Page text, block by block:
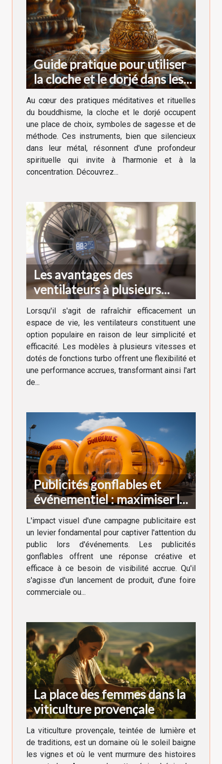
Guide pratique pour utiliser
la cloche et le dorjé dans les
rituels bouddhistes
Au cœur des pratiques méditatives et rituelles
du bouddhisme, la cloche et le dorjé occupent
une place de choix, symboles de sagesse et de
méthode. Ces instruments, bien que silencieux
dans leur métal, résonnent d'une profondeur
spirituelle qui invite à l'harmonie et à la
concentration. Découvrez...
Les avantages des
ventilateurs à plusieurs
vitesses et fonctions turbo
Lorsqu'il s'agit de rafraîchir efficacement un
espace de vie, les ventilateurs constituent une
option populaire en raison de leur simplicité et
efficacité. Les modèles à plusieurs vitesses et
dotés de fonctions turbo offrent une flexibilité et
une performance accrues, transformant ainsi l'art
de...
Publicités gonflables et
événementiel : maximiser la
visibilité
L'impact visuel d'une campagne publicitaire est
un levier fondamental pour captiver l'attention du
public lors d'événements. Les publicités
gonflables offrent une réponse créative et
efficace à ce besoin de visibilité accrue. Qu'il
s'agisse d'un lancement de produit, d'une foire
commerciale ou...
La place des femmes dans la
viticulture provençale
La viticulture provençale, teintée de lumière et
de traditions, est un domaine où le soleil baigne
les vignes et où le vent murmure des histoires